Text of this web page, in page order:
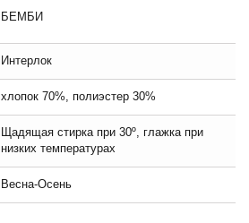
БЕМБИ
Интерлок
хлопок 70%, полиэстер 30%
Щадящая стирка при 30º, глажка при
низких температурах
Весна-Осень